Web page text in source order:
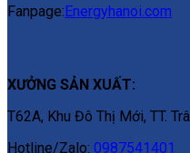
Fanpage: Energyhanoi.com
XƯỞNG SẢN XUẤT:
T62A, Khu Đô Thị Mới, TT.
Hotline/Zalo: 0987541401